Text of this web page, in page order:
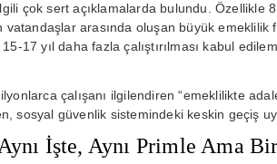
çok sert açıklamalarda bulundu. Özellikle
arasında oluşan büyük emeklilik
17 yıl daha fazla çalıştırılması kabul
çalışanı ilgilendiren “emeklilikte
sosyal güvenlik sistemindeki keskin geçiş
Aynı İşte, Aynı Primle Ama